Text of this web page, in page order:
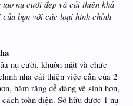
nụ cười đẹp và cải thiện khả
bạn với các loại hình chỉnh
nụ cười, khuôn mặt và chức
nha cải thiện việc cắn của 2
hàm răng dễ dàng vệ sinh hơn,
toàn diện. Sở hữu được 1 nụ